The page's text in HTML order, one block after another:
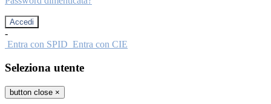
-
Entra con SPID Entra con CIE
Seleziona utente
button close ×